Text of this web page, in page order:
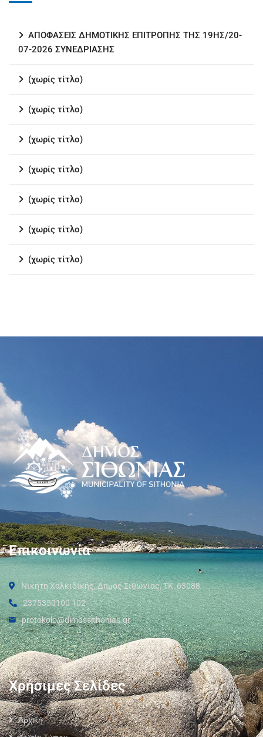
ΑΠΟΦΑΣΕΙΣ ΔΗΜΟΤΙΚΗΣ ΕΠΙΤΡΟΠΗΣ ΤΗΣ 19ΗΣ/20-
07-2026 ΣΥΝΕΔΡΙΑΣΗΣ
(χωρίς τίτλο)
(χωρίς τίτλο)
(χωρίς τίτλο)
(χωρίς τίτλο)
(χωρίς τίτλο)
(χωρίς τίτλο)
(χωρίς τίτλο)
Επικοινωνία
Νικήτη Χαλκιδικής, Δήμος Σιθωνίας, ΤΚ: 63088
2375350100 102
protokolo@dimossithonias.gr
Χρήσιμες Σελίδες
Αρχική